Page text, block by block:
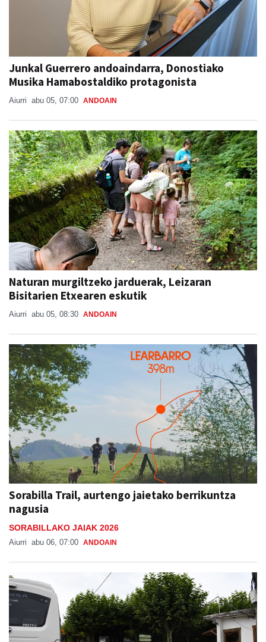
Junkal Guerrero andoaindarra, Donostiako
Musika Hamabostaldiko protagonista
Aiurri abu 05, 07:00 ANDOAIN
Naturan murgiltzeko jarduerak, Leizaran
Bisitarien Etxearen eskutik
Aiurri abu 05, 08:30 ANDOAIN
Sorabilla Trail, aurtengo jaietako berrikuntza
nagusia
SORABILLAKO JAIAK 2026
Aiurri abu 06, 07:00 ANDOAIN